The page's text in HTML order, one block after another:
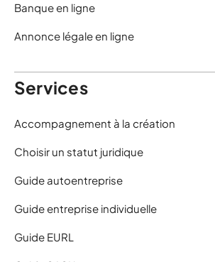
Banque en ligne
Annonce légale en ligne
Services
Accompagnement à la création
Choisir un statut juridique
Guide autoentreprise
Guide entreprise individuelle
Guide EURL